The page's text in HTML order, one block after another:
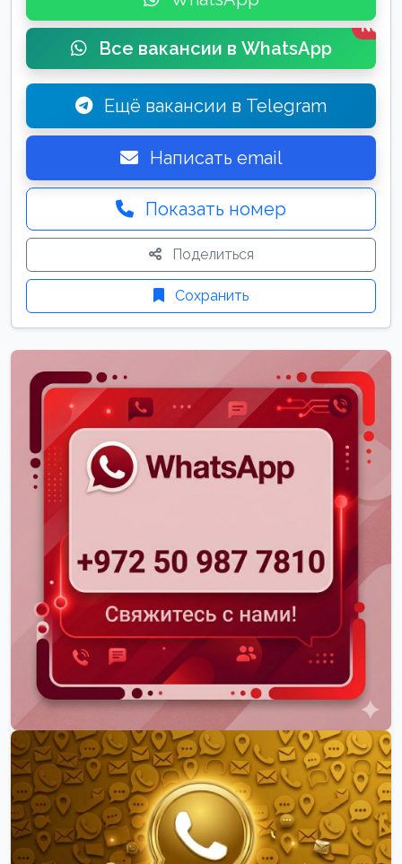
Все вакансии в WhatsApp
New
Ещё вакансии в Telegram
Написать email
Показать номер
Поделиться
Сохранить